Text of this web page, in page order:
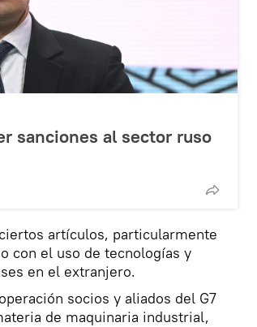
sanciones al sector ruso
artículos, particularmente
con el uso de tecnologías y
en el extranjero.
socios y aliados del G7
de maquinaria industrial,